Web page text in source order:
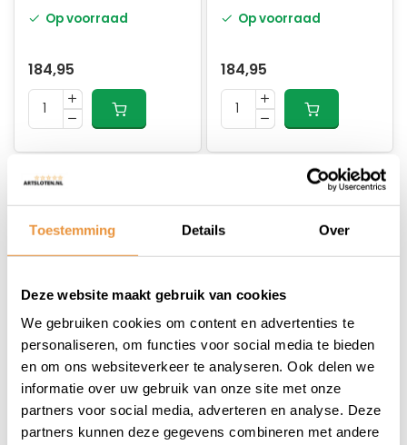
Toestemming Details Over
Deze website maakt gebruik van cookies
We gebruiken cookies om content en advertenties te
personaliseren, om functies voor social media te bieden
en om ons websiteverkeer te analyseren. Ook delen we
informatie over uw gebruik van onze site met onze
partners voor social media, adverteren en analyse. Deze
partners kunnen deze gegevens combineren met andere
Op voorraad
184,95
Op voorraad
184,95
(0)
DMP Plaatwerkset
Jog zwart metallic
9-delig
Op voorraad
(0)
DMP Plaatwerkset
Runner zwart
metallic
Niet op voorraad